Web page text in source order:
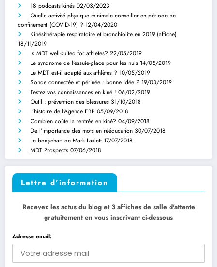
18 podcasts kinés 02/03/2023
Quelle activité physique minimale conseiller en période de
confinement (COVID-19) ? 12/04/2020
Kinésithérapie respiratoire et bronchiolite en 2019 (affiche)
18/11/2019
Is MDT well-suited for athletes? 22/05/2019
Le syndrome de l’essuie-glace pour les nuls 14/05/2019
Le MDT est-il adapté aux athlètes ? 10/05/2019
Sonde connectée et périnée : bonne idée ? 19/03/2019
Testez vos connaissances en kiné ! 06/02/2019
Outil : prévention des blessures 31/10/2018
L’histoire de l’Agence EBP 05/09/2018
Combien coûte la rentrée en kiné? 04/09/2018
De l’importance des mots en rééducation 30/07/2018
Le bodychart de Mark Laslett 17/07/2018
MDT Prospects 07/06/2018
Lettre d’information
Recevez les actus du blog et 3 affiches de salle d'attente
gratuitement en vous inscrivant ci-dessous
Adresse email: